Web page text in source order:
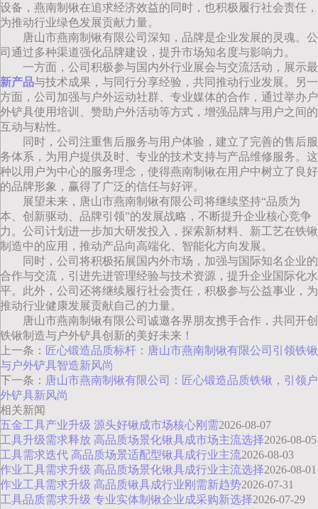
设备，燕南制锹在追求经济效益的同时，也积极履行社会责任，
为推动行业绿色发展贡献力量。
唐山市燕南制锹有限公司深知，品牌是企业发展的灵魂。公
司通过多种渠道强化品牌建设，提升市场知名度与影响力。
一方面，公司积极参与国内外行业展会与交流活动，展示最
新产品与技术成果，与同行分享经验，共同推动行业发展。另一
方面，公司加强与户外运动社群、专业媒体的合作，通过举办户
外铲具使用培训、赞助户外活动等方式，增强品牌与用户之间的
互动与粘性。
同时，公司注重售后服务与用户体验，建立了完善的售后服
务体系，为用户提供及时、专业的技术支持与产品维修服务。这
种以用户为中心的服务理念，使得燕南制锹在用户中树立了良好
的品牌形象，赢得了广泛的信任与好评。
展望未来，唐山市燕南制锹有限公司将继续坚持“品质为
本、创新驱动、品牌引领”的发展战略，不断提升企业核心竞争
力。公司计划进一步加大研发投入，探索新材料、新工艺在铁锹
制造中的应用，推动产品向高端化、智能化方向发展。
同时，公司将积极拓展国内外市场，加强与国际知名企业的
合作与交流，引进先进管理经验与技术资源，提升企业国际化水
平。此外，公司还将继续履行社会责任，积极参与公益事业，为
推动行业健康发展贡献自己的力量。
唐山市燕南制锹有限公司诚邀各界朋友携手合作，共同开创
铁锹制造与户外铲具创新的美好未来！
上一条： 匠心锻造品质标杆：唐山市燕南制锹有限公司引领铁锹
与户外铲具智造新风尚
下一条： 唐山市燕南制锹有限公司：匠心锻造品质铁锹，引领户
外铲具新风尚
相关新闻
五金工具产业升级 源头好锹成市场核心刚需2026-08-07
工具升级需求释放 高品质场景化锹具成市场主流选择2026-08-05
工具需求迭代 高品质场景适配型锹具成行业主流2026-08-03
作业工具需求升级 高品质场景化锹具成行业主流选择2026-08-01
作业工具需求升级 高品质锹具成行业刚需新趋势2026-07-31
工具品质需求升级 专业实体制锹企业成采购新选择2026-07-29